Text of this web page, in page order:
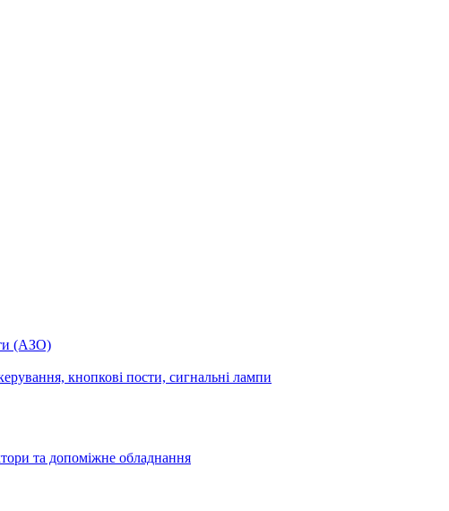
(АЗО)
кнопкові пости, сигнальні лампи
та допоміжне обладнання